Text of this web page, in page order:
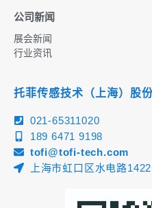
公司新闻
展会新闻
行业资讯
托菲传感技术（上海）股
021-65311020
189 6471 9198
tofi@tofi-tech.com
上海市虹口区水电路